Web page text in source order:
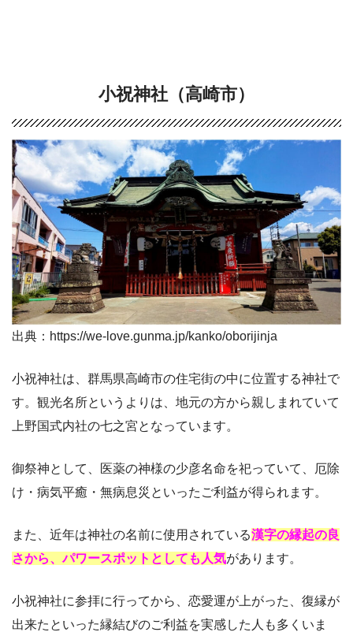
小祝神社（高崎市）
出典：https://we-love.gunma.jp/kanko/oborijinja
小祝神社は、群馬県高崎市の住宅街の中に位置する神社で
す。観光名所というよりは、地元の方から親しまれていて
上野国式内社の七之宮となっています。
御祭神として、医薬の神様の少彦名命を祀っていて、厄除
け・病気平癒・無病息災といったご利益が得られます。
また、近年は神社の名前に使用されている漢字の縁起の良
さから、パワースポットとしても人気があります。
小祝神社に参拝に行ってから、恋愛運が上がった、復縁が
出来たといった縁結びのご利益を実感した人も多くいま